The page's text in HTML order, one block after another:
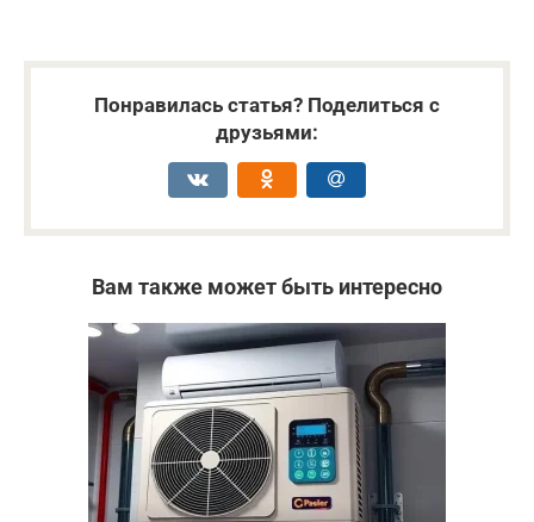
Понравилась статья? Поделиться с
друзьями:
Вам также может быть интересно